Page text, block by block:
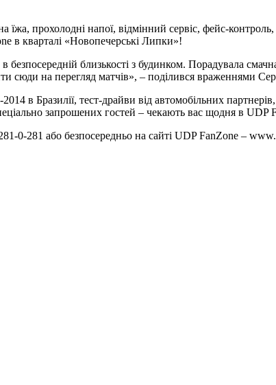
прохолодні напої, відмінний сервіс, фейс-
в кварталі «Новопечерські Липки»!
близькості з будинком. Порадувала
сюди на перегляд матчів», – поділився враженнями
в Бразилії, тест-драйви від автомобільних
запрошених гостей – чекають вас щодня в UDP
0-281 або безпосередньо на сайті UDP FanZone –